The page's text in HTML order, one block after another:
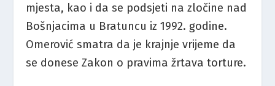
mjesta, kao i da se podsjeti na zločine nad
Bošnjacima u Bratuncu iz 1992. godine.
Omerović smatra da je krajnje vrijeme da
se donese Zakon o pravima žrtava torture.